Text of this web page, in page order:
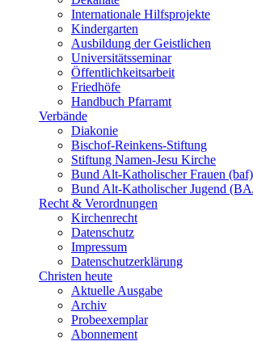
Internationale Hilfsprojekte
Kindergarten
Ausbildung der Geistlichen
Universitätsseminar
Öffentlichkeitsarbeit
Friedhöfe
Handbuch Pfarramt
Verbände
Diakonie
Bischof-Reinkens-Stiftung
Stiftung Namen-Jesu Kirche
Bund Alt-Katholischer Frauen (baf)
Bund Alt-Katholischer Jugend
Recht & Verordnungen
Kirchenrecht
Datenschutz
Impressum
Datenschutzerklärung
Christen heute
Aktuelle Ausgabe
Archiv
Probeexemplar
Abonnement